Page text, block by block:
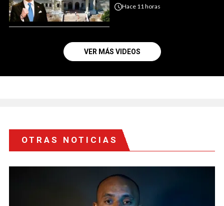
Hace 11 horas
VER MÁS VIDEOS
OTRAS NOTICIAS